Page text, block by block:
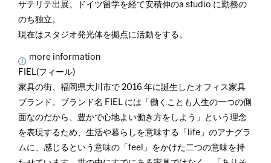
サテリテ出展。ドイツ留学を経て安積伸のa studio に勤務の
のち独立。
現在はスタジオ発光体を拠点に活動をする。
more information
FIEL(フィール)
家具の街、福岡県大川市で 2016 年に誕生したオフィス家具
ブランド。ブランド名 FIEL には「働くことも人生の一つの側
面なのだから、豊かで心地よい働き方をしよう」という理念
を表現するため、生活や暮らしを意味する「life」のアナグラ
ムに、感じるという意味の「feel」をかけた二つの意味を持